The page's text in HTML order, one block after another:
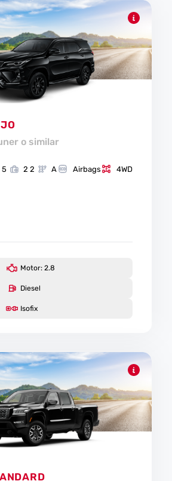
o similar
5 2 2 A Airbags 4WD
Motor: 2.8
Diesel
Isofix